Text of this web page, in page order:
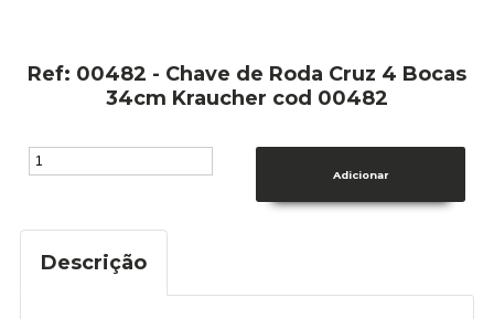
Ref: 00482 - Chave de Roda Cruz 4 Bocas
34cm Kraucher cod 00482
Descrição